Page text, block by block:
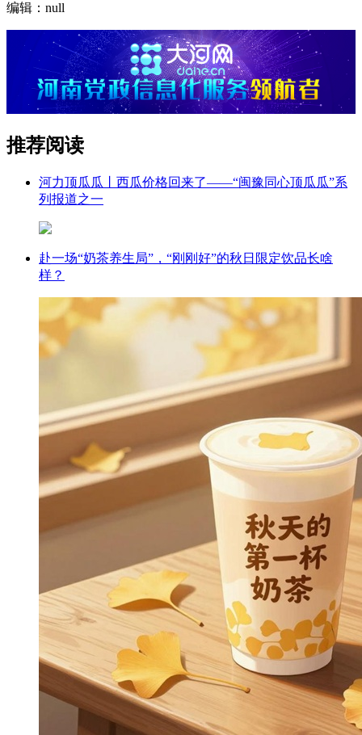
编辑：null
推荐阅读
河力顶瓜瓜丨西瓜价格回来了——“闽豫同心顶瓜瓜”系
列报道之一
赴一场“奶茶养生局”，“刚刚好”的秋日限定饮品长啥
样？